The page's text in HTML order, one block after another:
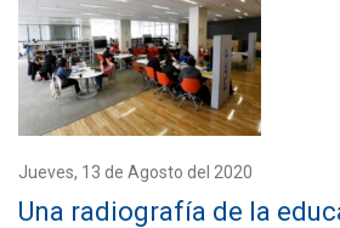
Jueves, 13 de Agosto del 2020
Una radiografía de la